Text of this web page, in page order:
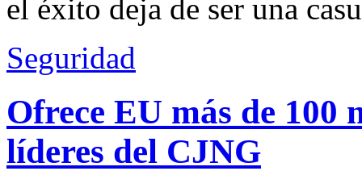
el éxito deja de ser una
Seguridad
Ofrece EU más de 100
líderes del CJNG